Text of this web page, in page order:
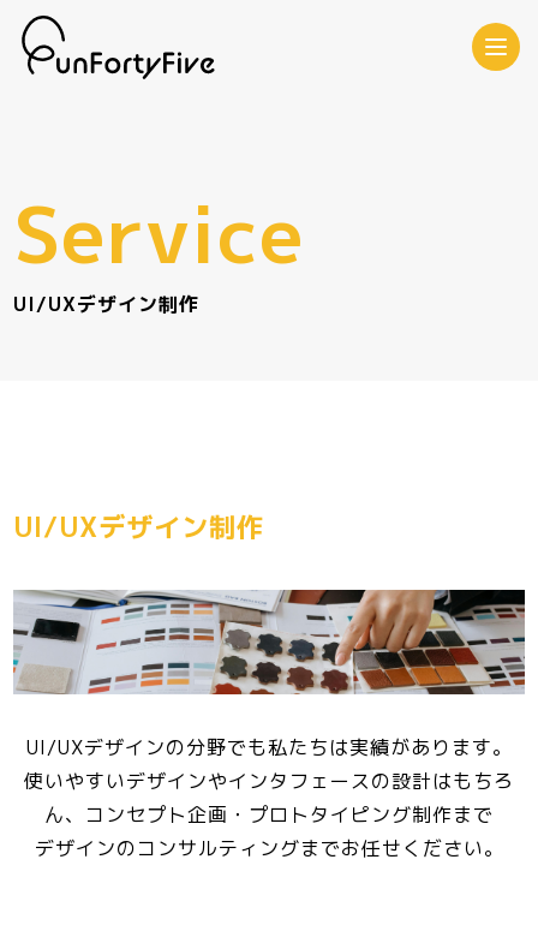
Service
UI/UXデザイン制作
UI/UXデザイン制作
UI/UXデザインの分野でも私たちは実績があります。
使いやすいデザインやインタフェースの設計はもちろ
ん、コンセプト企画・プロトタイピング制作まで
デザインのコンサルティングまでお任せください。